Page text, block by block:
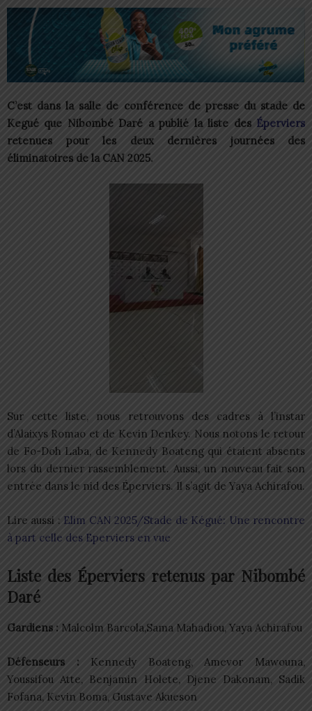
C’est dans la salle de conférence de presse du stade de
Kegué que Nibombé Daré a publié la liste des Éperviers
retenues pour les deux dernières journées des
éliminatoires de la CAN 2025.
Sur cette liste, nous retrouvons des cadres à l’instar
d’Alaixys Romao et de Kevin Denkey. Nous notons le retour
de Fo-Doh Laba, de Kennedy Boateng qui étaient absents
lors du dernier rassemblement. Aussi, un nouveau fait son
entrée dans le nid des Éperviers. Il s’agit de Yaya Achirafou.
Lire aussi : Elim CAN 2025/Stade de Kégué: Une rencontre
à part celle des Eperviers en vue
Liste des Éperviers retenus par Nibombé
Daré
Gardiens : Malcolm Barcola,Sama Mahadiou, Yaya Achirafou
Défenseurs : Kennedy Boateng, Amevor Mawouna,
Youssifou Atte, Benjamin Holete, Djene Dakonam, Sadik
Fofana, Kevin Boma, Gustave Akueson